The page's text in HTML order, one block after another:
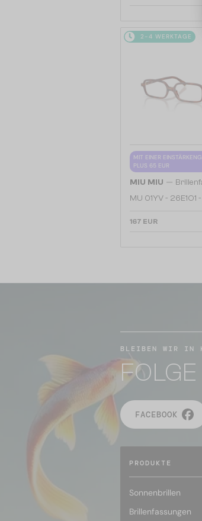
2-4 WERKTAGE
MIT EINER
PLUS 65 EUR
MIU MIU —
MU 01YV - 26E1O1
167 EUR
BLEIBEN WIR IN
FACEBOOK
PRODUKTE
Sonnenbrillen
Brillenfassungen